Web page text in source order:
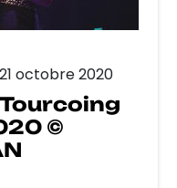
octobre 2020
©